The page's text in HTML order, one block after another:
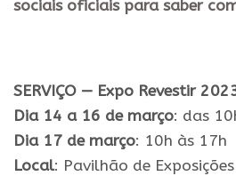
sociais oficiais para saber
SERVIÇO — Expo Revestir
Dia 14 a 16 de março: das
Dia 17 de março: 10h às 17h
Local: Pavilhão de